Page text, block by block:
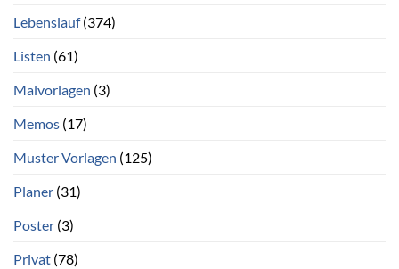
Lebenslauf(374)
Listen (61)
Malvorlagen (3)
Memos (17)
Muster Vorlagen (125)
Planer (31)
Poster (3)
Privat (78)